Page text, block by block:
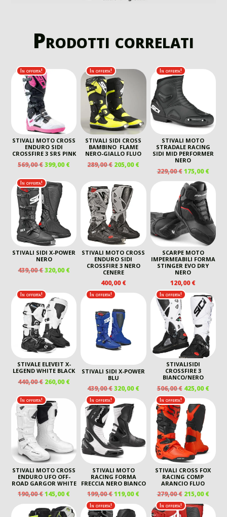
Prodotti correlati
In offerta!
STIVALI MOTO CROSS
ENDURO SIDI
CROSSFIRE 3 SRS PINK
569,00€IL
ORIGINALE
ERA:
569,00 €.
399,00€IL
ATTUALE
È:
399,00 €.
In offerta!
STIVALI SIDI CROSS
BAMBINO FLAME
NERO-GIALLO FLUO
289,00€ IL
ORIGINALE
ERA:
289,00 €.
205,00€IL
PREZZO
ATTUALE
In offerta!
STIVALI MOTO
STRADALE RACING
SIDI MID PERFORMER
NERO
229,00€ IL
PREZZO
ORIGINALE
ERA:
229,00 €.
175,00€IL
In offerta!
STIVALI SIDI X-POWER
NERO
439,00€IL
ERA:
439,00 €.
320,00€IL
È:
STIVALI MOTO CROSS
ENDURO SIDI
CROSSFIRE 3 NERO
CENERE
400,00€
SCARPE MOTO
IMPERMEABILI FORMA
STINGER EVO DRY
NERO
120,00€
In offerta!
STIVALE ELEVEIT X-
LEGEND WHITE BLACK
440,00€ IL
ORIGINALE
ERA:
440,00 €.
260,00€IL
PREZZO
ATTUALE
260,00 €.
In offerta!
STIVALI SIDI X-POWER
BLU
439,00€IL
PREZZO
ORIGINALE
ERA:
439,00 €.
320,00€IL
PREZZO
ATTUALE
320,00 €.
In offerta!
STIVALISIDI
CROSSFIRE 3
BIANCO/NERO
506,00€ IL
PREZZO
ORIGINALE
ERA:
506,00 €.
425,00€IL
In offerta!
STIVALI MOTO CROSS
ENDURO UFO OFF-
ROAD GARGOR WHITE
190,00€IL
PREZZO
ORIGINALE
145,00€IL
PREZZO
ATTUALE
In offerta!
STIVALI MOTO
RACING FORMA
FRECCIA NERO BIANCO
199,00€IL
PREZZO
ORIGINALE
119,00€IL
PREZZO
ATTUALE
In offerta!
STIVALI CROSS FOX
RACING COMP
ARANCIO FLUO
279,00€ IL
PREZZO
ORIGINALE
215,00€IL
In offerta! In offerta!